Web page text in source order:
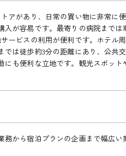
アがあり、日常の買い物に非常に
が容易です。最寄りの病院まで
ービスの利用が便利です。ホテル
は徒歩約3分の距離にあり、公共
にも便利な立地です。観光スポッ
から宿泊プランの企画まで幅広